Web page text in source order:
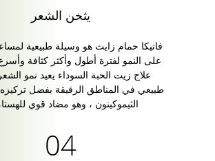
يثخن الشعر
فاتيكا حمام زايث هو وسيلة طبيعية
على النمو لفترة أطول وأكثر كثافة
علاج زيت الحبة السوداء يعيد نمو
طبيعي في المناطق الرقيقة بفضل
الثيموكينون ، وهو مضاد قوي